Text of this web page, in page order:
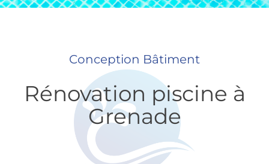
Conception Bâtiment
Rénovation piscine à
Grenade